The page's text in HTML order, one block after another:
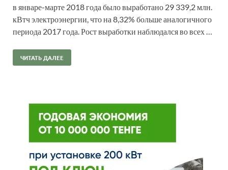
в январе-марте 2018 года было выработано 29 339,2 млн.
кВтч электроэнергии, что на 8,32% больше аналогичного
периода 2017 года. Рост выработки наблюдался во всех …
ЧИТАТЬ ДАЛЕЕ